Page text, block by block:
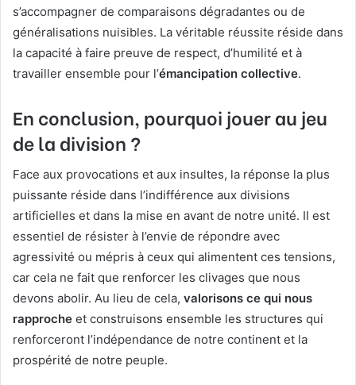
s’accompagner de comparaisons dégradantes ou de
généralisations nuisibles. La véritable réussite réside dans
la capacité à faire preuve de respect, d’humilité et à
travailler ensemble pour l’émancipation collective.
En conclusion, pourquoi jouer au jeu
de la division ?
Face aux provocations et aux insultes, la réponse la plus
puissante réside dans l’indifférence aux divisions
artificielles et dans la mise en avant de notre unité. Il est
essentiel de résister à l’envie de répondre avec
agressivité ou mépris à ceux qui alimentent ces tensions,
car cela ne fait que renforcer les clivages que nous
devons abolir. Au lieu de cela, valorisons ce qui nous
rapproche et construisons ensemble les structures qui
renforceront l’indépendance de notre continent et la
prospérité de notre peuple.